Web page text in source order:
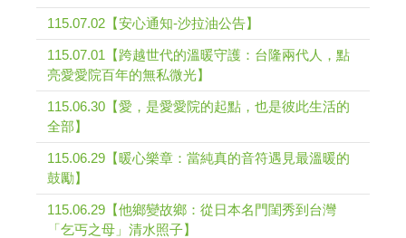
115.07.02【安心通知-沙拉油公告】
115.07.01【跨越世代的溫暖守護：台隆兩代人，點
亮愛愛院百年的無私微光】
115.06.30【愛，是愛愛院的起點，也是彼此生活的
全部】
115.06.29【暖心樂章：當純真的音符遇見最溫暖的
鼓勵】
115.06.29【他鄉變故鄉：從日本名門閨秀到台灣
「乞丐之母」清水照子】